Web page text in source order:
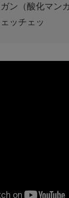
ン（酸化マンガ
ッチェッ